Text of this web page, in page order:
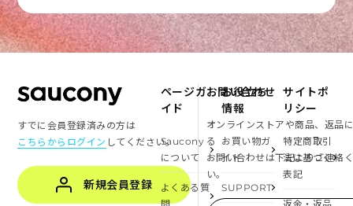
すでに会員登録済みの方は
こちらからログイン してください。
新規会員登録
お問い合わせ
オンラインストアや商品、返品
る
お問い合わせは下記よりご連絡
い。
ページガ
イド
Saucony
について
よくある質
お役立ち
情報
お買い物ガ
イド
SUPPORT
サイトポ
リシー
特定商取引
法に基づく
表記